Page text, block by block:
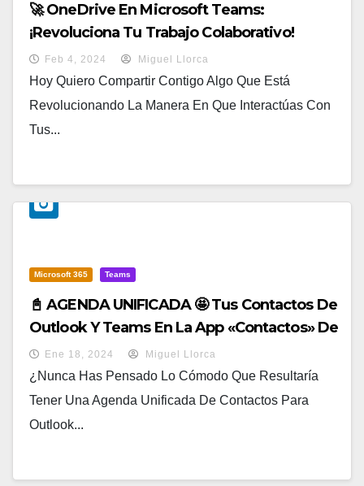
🚀 OneDrive En Microsoft Teams:
¡Revoluciona Tu Trabajo Colaborativo!
Feb 4, 2024 Miguel Llorca
Hoy Quiero Compartir Contigo Algo Que Está
Revolucionando La Manera En Que Interactúas Con
Tus...
Microsoft 365 Teams
📓 AGENDA UNIFICADA 🤩 Tus Contactos De
Outlook Y Teams En La App «Contactos» De
Microsoft Teams
Ene 18, 2024 Miguel Llorca
¿Nunca Has Pensado Lo Cómodo Que Resultaría
Tener Una Agenda Unificada De Contactos Para
Outlook...